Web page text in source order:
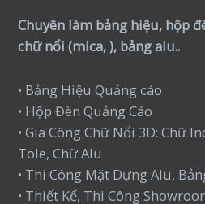
Chuyên làm bảng hiệu, hộp
chữ nổi (mica, ), bảng alu..
• Bảng Hiệu Quảng cáo
• Hộp Đèn Quảng Cáo
• Gia Công Chữ Nổi 3D: Chữ
Tole, Chữ Alu
• Thi Công Mặt Dựng Alu,
• Thiết Kế, Thi Công